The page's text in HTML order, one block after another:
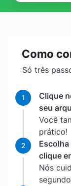
Como
Só três
1
Clique
seu
Você
prático!
2
Escolha
clique
Nós